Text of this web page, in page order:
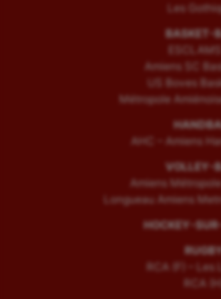
Les
BASKET-
Amiens SC
US Boves
Métropole
AHC – Amiens
VOLLEY-
Amiens
Longueau Amiens
HOCKEY-
RUGBY
RCA (F) – Les
RCA (H)